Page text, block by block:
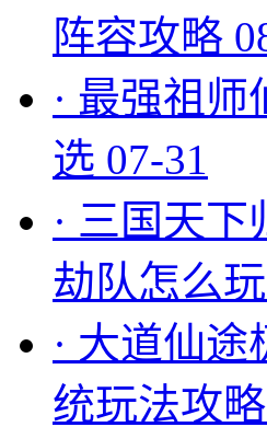
阵容攻略
· 最强祖师
选 07-31
· 三国天下
劫队怎么玩
· 大道仙途
统玩法攻略